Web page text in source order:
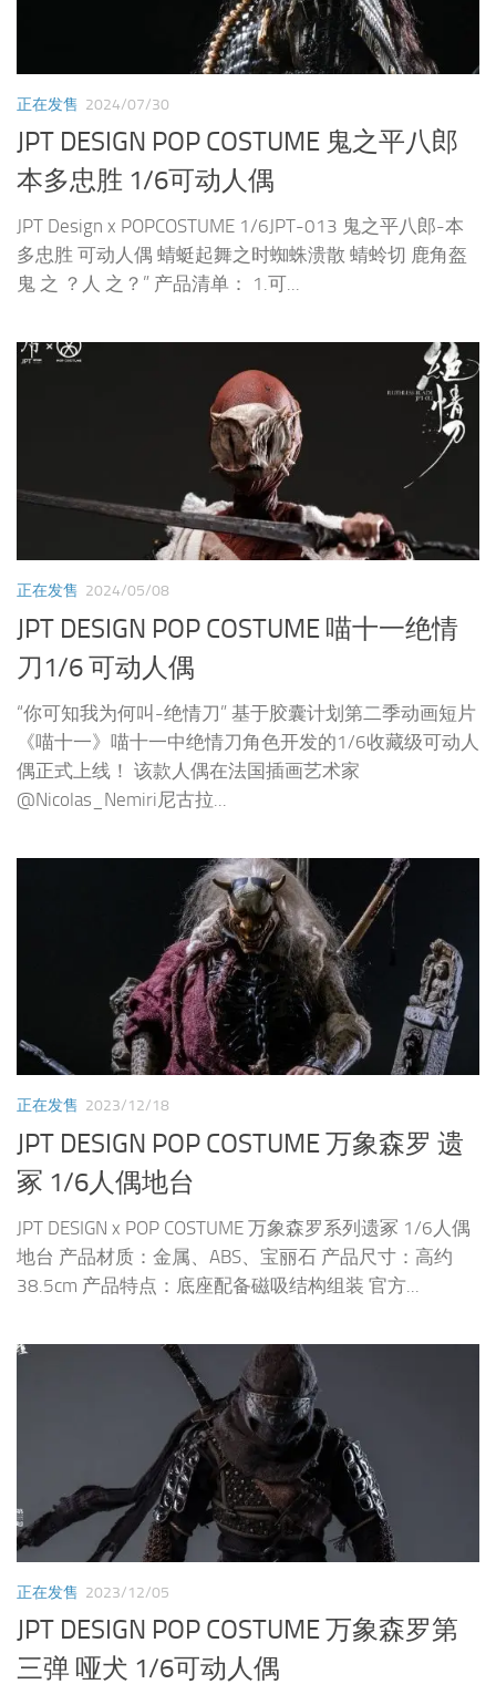
正在发售 2024/07/30
JPT DESIGN POP COSTUME 鬼之平八郎
本多忠胜 1/6可动人偶
JPT Design x POPCOSTUME 1/6JPT-013 鬼之平八郎-本
多忠胜 可动人偶 蜻蜓起舞之时蜘蛛溃散 蜻蛉切 鹿角盔
鬼 之 ？人 之？” 产品清单： 1.可...
正在发售 2024/05/08
JPT DESIGN POP COSTUME 喵十一绝情
刀1/6 可动人偶
“你可知我为何叫-绝情刀” 基于胶囊计划第二季动画短片
《喵十一》喵十一中绝情刀角色开发的1/6收藏级可动人
偶正式上线！ 该款人偶在法国插画艺术家
@Nicolas_Nemiri尼古拉...
正在发售 2023/12/18
JPT DESIGN POP COSTUME 万象森罗 遗
冢 1/6人偶地台
JPT DESIGN x POP COSTUME 万象森罗系列遗冢 1/6人偶
地台 产品材质：金属、ABS、宝丽石 产品尺寸：高约
38.5cm 产品特点：底座配备磁吸结构组装 官方...
正在发售 2023/12/05
JPT DESIGN POP COSTUME 万象森罗第
三弹 哑犬 1/6可动人偶